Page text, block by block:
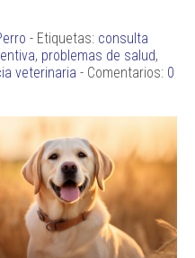
- Etiquetas: consulta
, problemas de salud,
veterinaria - Comentarios: 0